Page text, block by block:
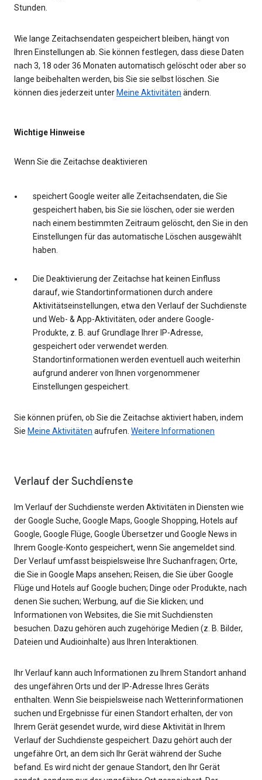
Stunden.
Wie lange Zeitachsendaten gespeichert bleiben, hängt von
Ihren Einstellungen ab. Sie können festlegen, dass diese Daten
nach 3, 18 oder 36 Monaten automatisch gelöscht oder aber so
lange beibehalten werden, bis Sie sie selbst löschen. Sie
können dies jederzeit unter Meine Aktivitäten ändern.
Wichtige Hinweise
Wenn Sie die Zeitachse deaktivieren
speichert Google weiter alle Zeitachsendaten, die Sie
gespeichert haben, bis Sie sie löschen, oder sie werden
nach einem bestimmten Zeitraum gelöscht, den Sie in den
Einstellungen für das automatische Löschen ausgewählt
haben.
Die Deaktivierung der Zeitachse hat keinen Einfluss
darauf, wie Standortinformationen durch andere
Aktivitätseinstellungen, etwa den Verlauf der Suchdienste
und Web- & App-Aktivitäten, oder andere Google-
Produkte, z. B. auf Grundlage Ihrer IP-Adresse,
gespeichert oder verwendet werden.
Standortinformationen werden eventuell auch weiterhin
aufgrund anderer von Ihnen vorgenommener
Einstellungen gespeichert.
Sie können prüfen, ob Sie die Zeitachse aktiviert haben, indem
Sie Meine Aktivitäten aufrufen. Weitere Informationen
Verlauf der Suchdienste
Im Verlauf der Suchdienste werden Aktivitäten in Diensten wie
der Google Suche, Google Maps, Google Shopping, Hotels auf
Google, Google Flüge, Google Übersetzer und Google News in
Ihrem Google-Konto gespeichert, wenn Sie angemeldet sind.
Der Verlauf umfasst beispielsweise Ihre Suchanfragen; Orte,
die Sie in Google Maps ansehen; Reisen, die Sie über Google
Flüge und Hotels auf Google buchen; Dinge oder Produkte, nach
denen Sie suchen; Werbung, auf die Sie klicken; und
Informationen von Websites, die Sie mit Suchdiensten
besuchen. Dazu gehören auch zugehörige Medien (z. B. Bilder,
Dateien und Audioinhalte) aus Ihren Interaktionen.
Ihr Verlauf kann auch Informationen zu Ihrem Standort anhand
des ungefähren Orts und der IP-Adresse Ihres Geräts
enthalten. Wenn Sie beispielsweise nach Wetterinformationen
suchen und Ergebnisse für einen Standort erhalten, der von
Ihrem Gerät gesendet wurde, wird diese Aktivität in Ihrem
Verlauf der Suchdienste gespeichert. Dazu gehört auch der
ungefähre Ort, an dem sich Ihr Gerät während der Suche
befand. Es wird nicht der genaue Standort, den Ihr Gerät